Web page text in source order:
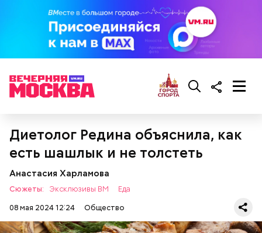
Диетолог Редина объяснила, как
есть шашлык и не толстеть
Анастасия Харламова
Сюжеты: Эксклюзивы ВМ
Еда
08 мая 2024 12:24
Общество
людям с ослабленной иммунной системой;
пожилым;
детям.